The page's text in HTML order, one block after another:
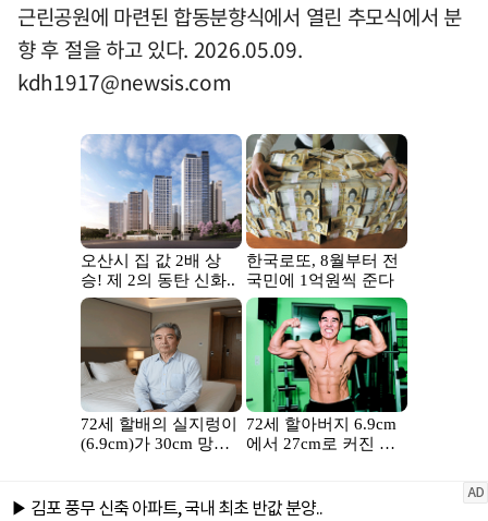
근린공원에 마련된 합동분향식에서 열린 추모식에서 분
향 후 절을 하고 있다. 2026.05.09.
kdh1917@newsis.com